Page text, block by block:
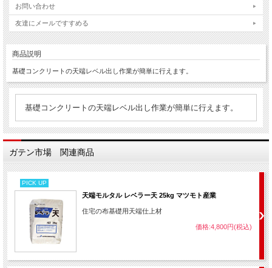
お問い合わせ
友達にメールですすめる
商品説明
基礎コンクリートの天端レベル出し作業が簡単に行えます。
基礎コンクリートの天端レベル出し作業が簡単に行えます。
ガテン市場 関連商品
PICK UP
天端モルタル レベラー天 25kg マツモト産業
住宅の布基礎用天端仕上材
価格:4,800円(税込)